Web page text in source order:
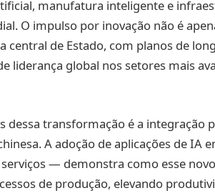
manufatura inteligente e
O impulso por inovação não é
central de Estado, com planos de
liderança global nos setores mais
dessa transformação é a integração
A adoção de aplicações de IA
— demonstra como esse
de produção, elevando